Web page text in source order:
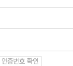
인증번호 확인